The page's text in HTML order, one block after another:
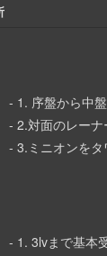
- 1. 序盤から中
- 2.対面のレー
- 3.ミニオンを
- 1. 3lvまで基本